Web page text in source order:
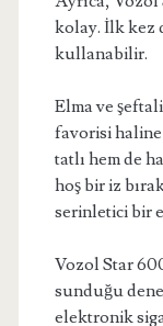
kolay. İlk kez
kullanabilir.
Elma ve
favorisi
tatlı hem de
hoş bir iz
serinletici bir
Vozol Star
sunduğu
elektronik